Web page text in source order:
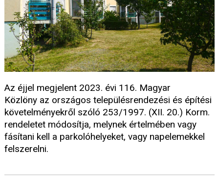
Az éjjel megjelent 2023. évi 116. Magyar
Közlöny az országos településrendezési és építési
követelményekről szóló 253/1997. (XII. 20.) Korm.
rendeletet módosítja, melynek értelmében vagy
fásítani kell a parkolóhelyeket, vagy napelemekkel
felszerelni.